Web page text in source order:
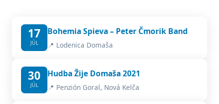
17
JÚL
Bohemia Spieva – Peter Čmorik Band
📍 Lodenica Domaša
30
JÚL
Hudba Žije Domaša 2021
📍 Penzión Goral, Nová Kelča